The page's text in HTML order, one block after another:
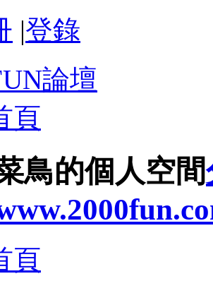
|登錄
論壇
頁
鳥的個人空間
頁